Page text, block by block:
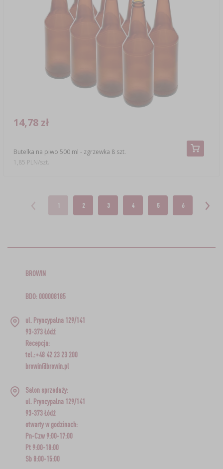
Butelka na piwo 500 ml - zgrzewka 8 szt.
14,78 zł
1,85 PLN/szt.
1 2 3 4 5 6
BROWIN
BDO: 000008185
ul. Pryncypalna 129/141
93-373 Łódź
Recepcja:
tel.:+48 42 23 23 200
browin@browin.pl
Salon sprzedaży:
ul. Pryncypalna 129/141
93-373 Łódź
otwarty w godzinach:
Pn-Czw 9:00-17:00
Pt 9:00-18:00
Sb 8:00-15:00